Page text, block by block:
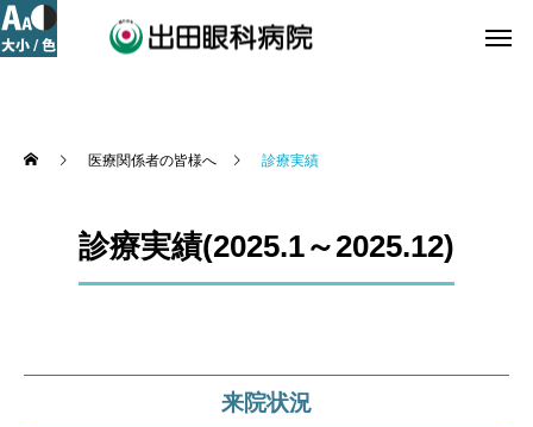
医療関係者の皆様へ 診療実績
診療実績(2025.1～2025.12)
来院状況